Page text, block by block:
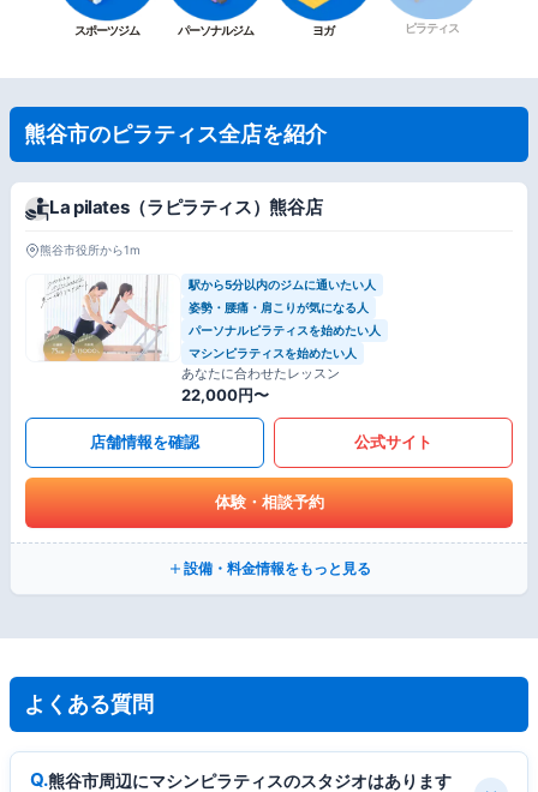
スポーツジム パーソナルジム ヨガ ピラティス
熊谷市のピラティス全店を紹介
La pilates（ラピラティス）熊谷店
熊谷市役所から1m
駅から5分以内のジムに通いたい人
姿勢・腰痛・肩こりが気になる人
パーソナルピラティスを始めたい人
マシンピラティスを始めたい人
あなたに合わせたレッスン
22,000円〜
店舗情報を確認 公式サイト
体験・相談予約
設備・料金情報をもっと見る
よくある質問
熊谷市周辺にマシンピラティスのスタジオはあります